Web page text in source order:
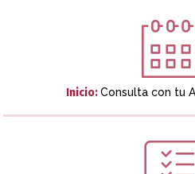
Inicio:Consulta con tu